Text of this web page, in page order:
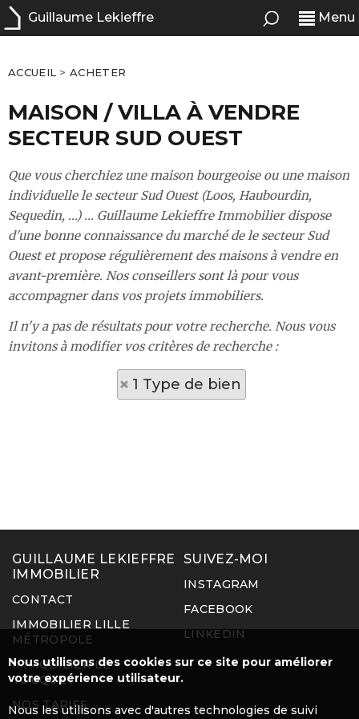
Guillaume Lekieffre Menu
ACCUEIL >ACHETER
MAISON / VILLA À VENDRE
SECTEUR SUD OUEST
Que vous cherchiez une maison bourgeoise ou une maison
individuelle le secteur Sud Ouest (Loos, Haubourdin,
Sequedin, ...) ... Guillaume Lekieffre Immobilier dispose
d'une bonne connaissance du marché de le secteur Sud
Ouest et propose régulièrement des maisons à vendre en
avant-première. Nos conseillers sont là pour vous
accompagner dans vos projets immobiliers.
Il n'y a pas de résultats pour votre recherche. Nous vous
invitons à modifier vos critères de recherche :
1 Type de bien
GUILLAUME LEKIEFFRE
IMMOBILIER
CONTACT
IMMOBILIER LILLE
MÉTROPOLE
IMMOBILIER LE
TOUQUET
NOS TARIFS
SUIVEZ-MOI
INSTAGRAM
FACEBOOK
LINKEDIN
Nous utilisons des cookies sur ce site pour améliorer
votre expérience utilisateur.
Nous les utilisons avec d'autres technologies de suivi